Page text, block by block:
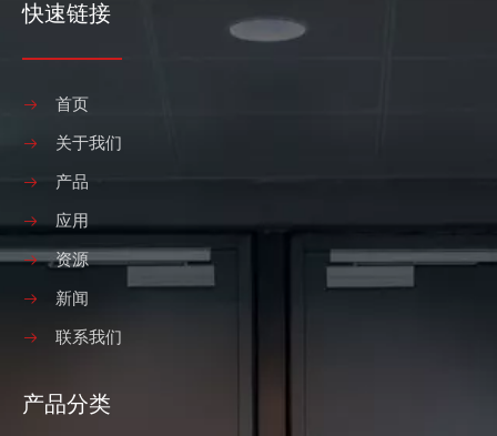
快速链接
首页
关于我们
产品
应用
资源
新闻
联系我们
产品分类